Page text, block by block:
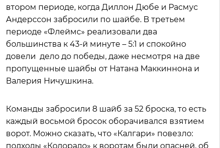
втором периоде, когда Диллон Дюбе и Расмус
Андерссон забросили по шайбе. В третьем
периоде «Флеймс» реализовали два
большинства к 43-й минуте – 5:1 и спокойно
довели дело до победы, даже несмотря на две
пропущенные шайбы от Натана Маккиннона и
Валерия Ничушкина.
Команды забросили 8 шайб за 52 броска, то есть
каждый восьмой бросок оборачивался взятием
ворот. Можно сказать, что «Калгари» повезло:
подходы «Колорадо» к воротам были опасней, об